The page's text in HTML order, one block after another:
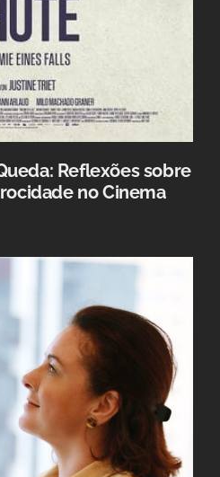
Reflexões sobre
no Cinema